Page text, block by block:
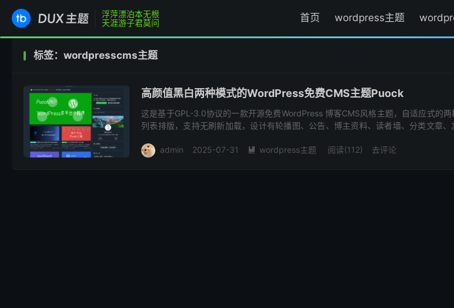
浮萍漂泊本无根
天涯游子君莫问
首页 wordpress主题
标签：wordpresscms主题
高颜值黑白两种模式的WordPress免费CMS主题Puock
这是基于GPL-3.0协议的一款开源免费WordPress 博客CMS风格主题，自适应式的
列表排版，支持无刷新加载，设计有轮播图、公告、博主资料、读者墙、分类文章、
admin 2025-07-31  wordpress主题 阅读(112) 去评论